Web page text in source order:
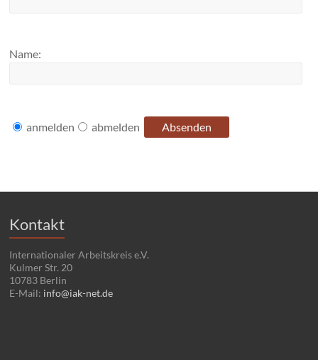
Name:
anmelden abmelden
Kontakt
Internationaler Arbeitskreis e.V.
Kulmer Str. 20
10783 Berlin
E-Mail: info@iak-net.de